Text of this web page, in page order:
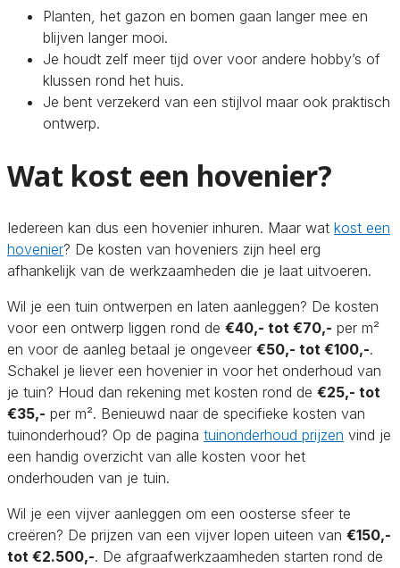
Planten, het gazon en bomen gaan langer mee en
blijven langer mooi.
Je houdt zelf meer tijd over voor andere hobby’s of
klussen rond het huis.
Je bent verzekerd van een stijlvol maar ook praktisch
ontwerp.
Wat kost een hovenier?
Iedereen kan dus een hovenier inhuren. Maar wat kost een
hovenier? De kosten van hoveniers zijn heel erg
afhankelijk van de werkzaamheden die je laat uitvoeren.
Wil je een tuin ontwerpen en laten aanleggen? De kosten
voor een ontwerp liggen rond de €40,- tot €70,- per m²
en voor de aanleg betaal je ongeveer €50,- tot €100,-.
Schakel je liever een hovenier in voor het onderhoud van
je tuin? Houd dan rekening met kosten rond de €25,- tot
€35,- per m². Benieuwd naar de specifieke kosten van
tuinonderhoud? Op de pagina tuinonderhoud prijzen vind je
een handig overzicht van alle kosten voor het
onderhouden van je tuin.
Wil je een vijver aanleggen om een oosterse sfeer te
creëren? De prijzen van een vijver lopen uiteen van €150,-
tot €2.500,-. De afgraafwerkzaamheden starten rond de